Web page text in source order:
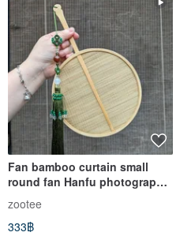
Fan bamboo curtain small
round fan Hanfu photography
props plus peacock agate
beads ring tassel pendant
zootee
333฿